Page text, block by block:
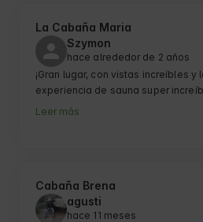
La Cabaña Maria
Szymon
hace alrededor de 2 años
¡Gran lugar, con vistas increíbles y
experiencia de sauna super
interior, los propietarios super
Leer más
Cabaña Brena
agusti
hace 11 meses